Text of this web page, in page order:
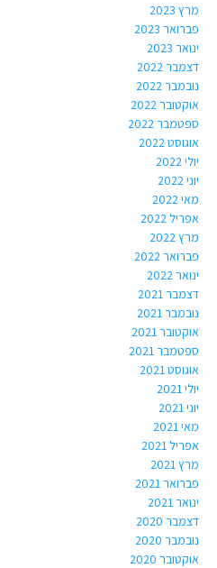
מרץ 2023
פברואר 2023
ינואר 2023
דצמבר 2022
נובמבר 2022
אוקטובר 2022
ספטמבר 2022
אוגוסט 2022
יולי 2022
יוני 2022
מאי 2022
אפריל 2022
מרץ 2022
פברואר 2022
ינואר 2022
דצמבר 2021
נובמבר 2021
אוקטובר 2021
ספטמבר 2021
אוגוסט 2021
יולי 2021
יוני 2021
מאי 2021
אפריל 2021
מרץ 2021
פברואר 2021
ינואר 2021
דצמבר 2020
נובמבר 2020
אוקטובר 2020